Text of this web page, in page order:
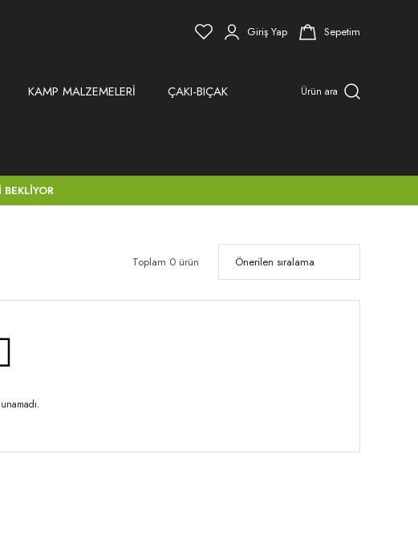
Giriş Yap Sepetim
KAMP MALZEMELERİ ÇAKI-BIÇAK Ürün ara
Toplam 0 ürün